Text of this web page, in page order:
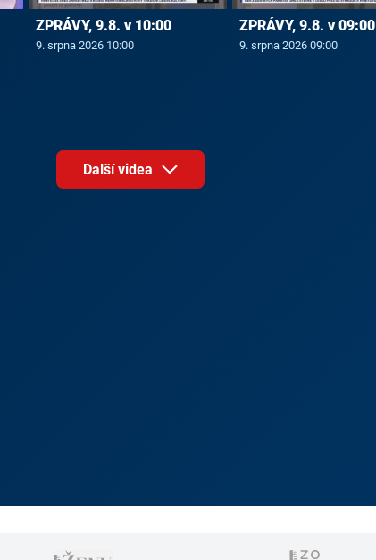
ZPRÁVY, 9.8. v 10:00
9. srpna 2026 10:00
ZPRÁVY, 9.8. v 09:00
9. srpna 2026 09:00
Další videa